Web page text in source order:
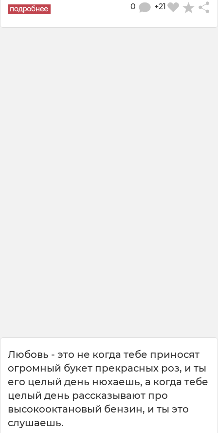
+21
0
Любовь - это не когда тебе приносят
огромный букет прекрасных роз, и ты
его целый день нюхаешь, а когда тебе
целый день рассказывают про
высокооктановый бензин, и ты это
слушаешь.